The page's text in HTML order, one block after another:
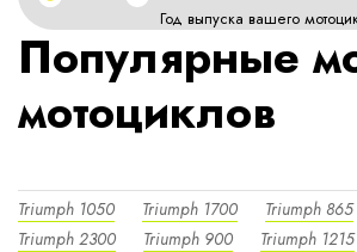
Год выпуска вашего
Популярные
мотоциклов
Triumph 1050 Triumph 1700 Triumph 865
Triumph 2300
Triumph 900 Triumph 1215